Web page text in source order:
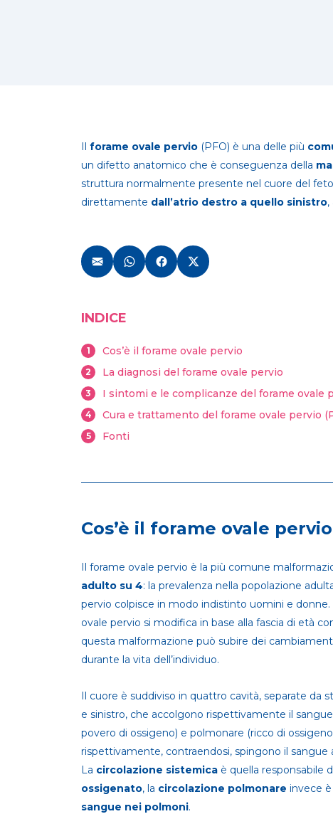
Il forame ovale pervio (PFO) è una delle più
un difetto anatomico che è conseguenza della
struttura normalmente presente nel cuore del
direttamente dall’atrio destro a quello sinistro,
INDICE
1 Cos’è il forame ovale pervio
2 La diagnosi del forame ovale pervio
3 I sintomi e le complicanze del forame ovale
4 Cura e trattamento del forame ovale pervio
5 Fonti
Cos’è il forame ovale pervio
Il forame ovale pervio è la più comune
adulto su 4: la prevalenza nella popolazione
pervio colpisce in modo indistinto uomini e
ovale pervio si modifica in base alla fascia di età
questa malformazione può subire dei
durante la vita dell’individuo.
Il cuore è suddiviso in quattro cavità, separate da
e sinistro, che accolgono rispettivamente il
povero di ossigeno) e polmonare (ricco di
rispettivamente, contraendosi, spingono il
La circolazione sistemica è quella responsabile
ossigenato, la circolazione polmonare invece
sangue nei polmoni.